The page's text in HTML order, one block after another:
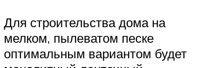
Для строительства дома на
мелком, пылеватом песке
оптимальным вариантом будет